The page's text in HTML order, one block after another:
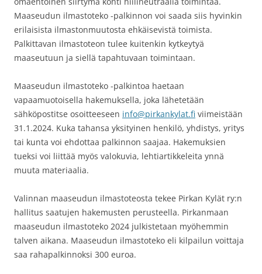
Maaseudun ilmastoteko -palkinnon voi saada siis hyvinkin
erilaisista ilmastonmuutosta ehkäisevistä toimista.
Palkittavan ilmastoteon tulee kuitenkin kytkeytyä
maaseutuun ja siellä tapahtuvaan toimintaan.
Maaseudun ilmastoteko -palkintoa haetaan
vapaamuotoisella hakemuksella, joka lähetetään
sähköpostitse osoitteeseen info@pirkankylat.fi viimeistään
31.1.2024. Kuka tahansa yksityinen henkilö, yhdistys, yritys
tai kunta voi ehdottaa palkinnon saajaa. Hakemuksien
tueksi voi liittää myös valokuvia, lehtiartikkeleita ynnä
muuta materiaalia.
Valinnan maaseudun ilmastoteosta tekee Pirkan Kylät ry:n
hallitus saatujen hakemusten perusteella. Pirkanmaan
maaseudun ilmastoteko 2024 julkistetaan myöhemmin
talven aikana. Maaseudun ilmastoteko eli kilpailun voittaja
saa rahapalkinnoksi 300 euroa.